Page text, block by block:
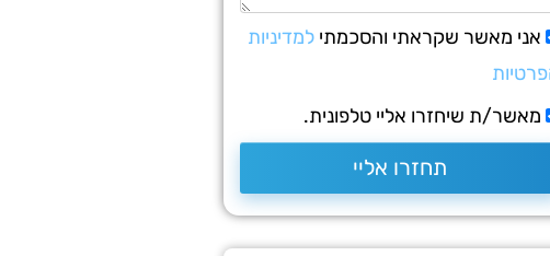
אני מאשר שקראתי והסכמתי למדיניות
מאשר/ת שיחזרו אליי טלפונית.
תחזרו אליי